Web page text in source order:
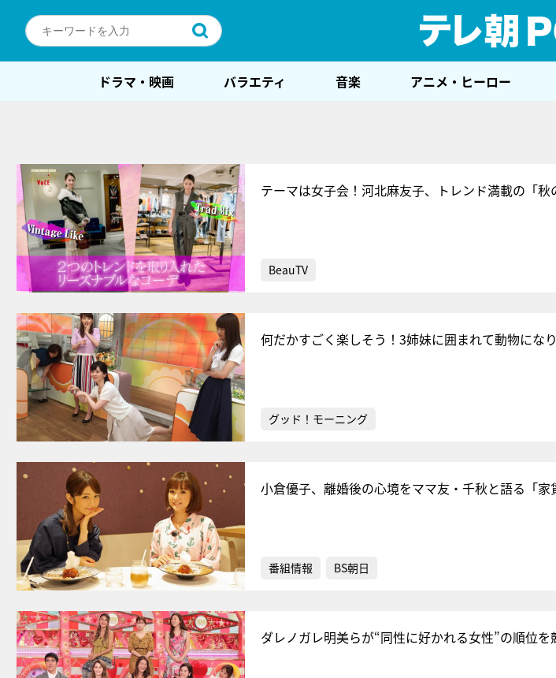
ドラマ・映画 バラエティ 音楽 アニメ・ヒーロー
テーマは女子会！河北麻友子、トレンド満載の「
BeauTV
何だかすごく楽しそう！3姉妹に囲まれて動物にな
グッド！モーニング
小倉優子、離婚後の心境をママ友・千秋と語る「家
番組情報 BS朝日
ダレノガレ明美らが“同性に好かれる女性”の順位を